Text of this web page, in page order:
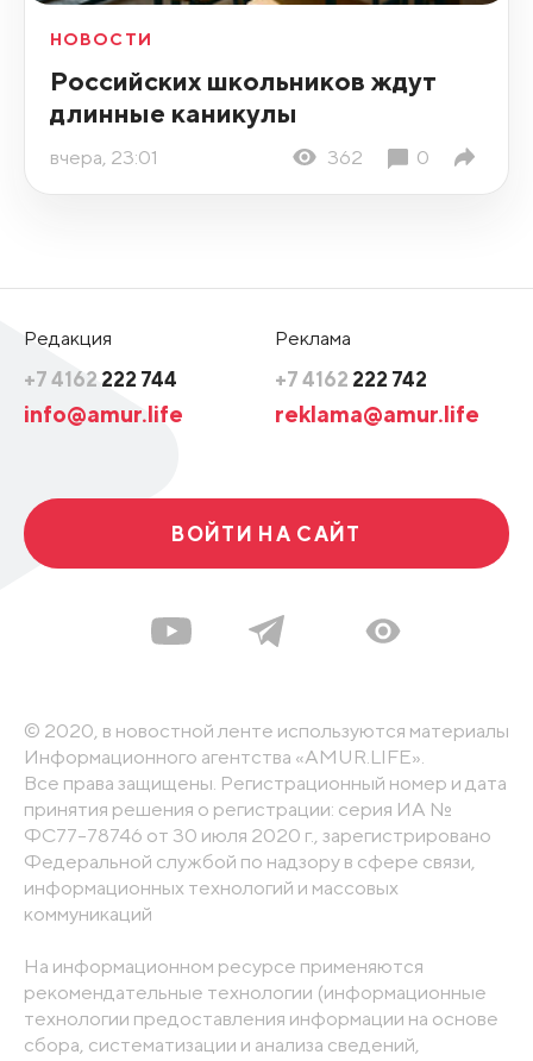
НОВОСТИ
Российских школьников ждут
длинные каникулы
вчера, 23:01 362 0
Редакция
+7 4162 222 744
info@amur.life
Реклама
+7 4162 222 742
reklama@amur.life
ВОЙТИ НА САЙТ
© 2020, в новостной ленте используются материалы
Информационного агентства «AMUR.LIFE».
Все права защищены. Регистрационный номер и дата
принятия решения о регистрации: серия ИА №
ФС77-78746 от 30 июля 2020 г., зарегистрировано
Федеральной службой по надзору в сфере связи,
информационных технологий и массовых
коммуникаций
На информационном ресурсе применяются
рекомендательные технологии (информационные
технологии предоставления информации на основе
сбора, систематизации и анализа сведений,